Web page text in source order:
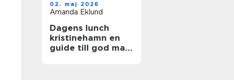
02. maj 2026
Amanda Eklund
Dagens lunch
kristinehamn en
guide till god mat